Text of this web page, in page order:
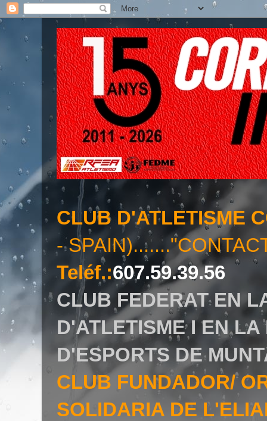
CLUB D'ATLETISME
-
Teléf.:607.59.39.56
CLUB FEDERAT EN
D'ATLETISME I EN
D'ESPORTS DE
CLUB FUNDADOR/
SOLIDARIA DE